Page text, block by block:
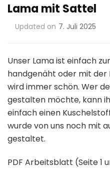
Lama mit Sattel
Updated on 7. Juli 2025
Unser Lama ist einfach
handgenäht oder mit der
wird immer schön. Wer
gestalten möchte, kann
einfach einen
wurde von uns noch mit
gestaltet.
PDF Arbeitsblatt (Seite 1